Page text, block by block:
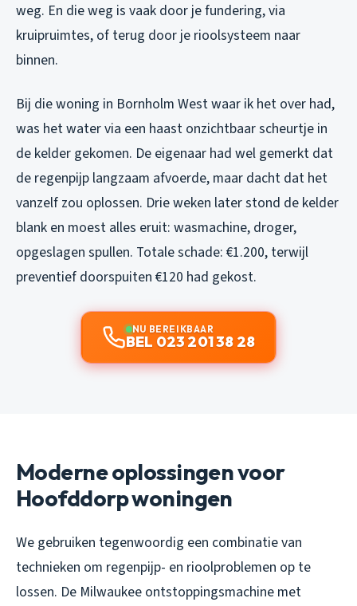
weg. En die weg is vaak door je fundering, via
kruipruimtes, of terug door je rioolsysteem naar
binnen.
Bij die woning in Bornholm West waar ik het over had,
was het water via een haast onzichtbaar scheurtje in
de kelder gekomen. De eigenaar had wel gemerkt dat
de regenpijp langzaam afvoerde, maar dacht dat het
vanzelf zou oplossen. Drie weken later stond de kelder
blank en moest alles eruit: wasmachine, droger,
opgeslagen spullen. Totale schade: €1.200, terwijl
preventief doorspuiten €120 had gekost.
NU BEREIKBAAR
BEL 023 201 38 28
Moderne oplossingen voor
Hoofddorp woningen
We gebruiken tegenwoordig een combinatie van
technieken om regenpijp- en rioolproblemen op te
lossen. De Milwaukee ontstoppingsmachine met